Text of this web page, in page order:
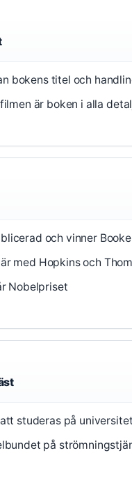
bokens titel och
är boken i alla
och vinner
med Hopkins och
Nobelpriset
studeras på
på